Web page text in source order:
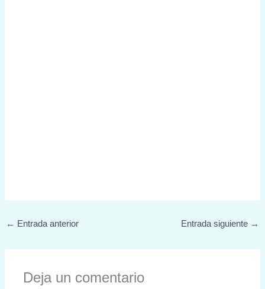
← Entrada anterior Entrada siguiente →
Deja un comentario